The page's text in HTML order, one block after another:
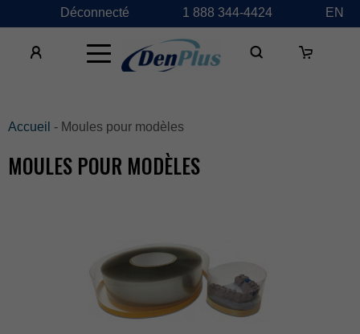
Déconnecté 1888344-4424 EN
×
Accueil -Moulespourmodèles
MOULESPOURMODÈLES